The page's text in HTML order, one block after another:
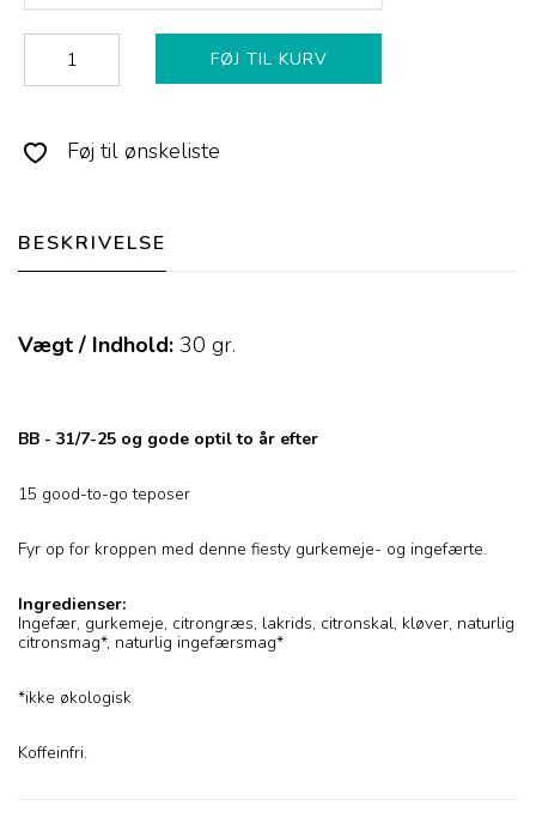
FØJ TIL KURV
Føj til ønskeliste
BESKRIVELSE
Vægt / Indhold: 30 gr.
BB - 31/7-25 og gode optil to år efter
15 good-to-go teposer
Fyr op for kroppen med denne fiesty gurkemeje- og ingefærte.
Ingredienser:
Ingefær, gurkemeje, citrongræs, lakrids, citronskal, kløver, naturlig
citronsmag*, naturlig ingefærsmag*
*ikke økologisk
Koffeinfri.